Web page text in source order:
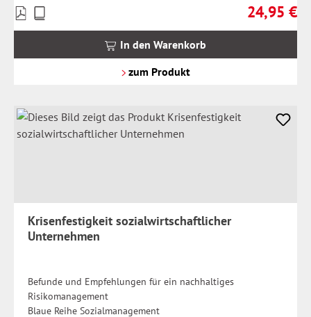
Regulärer
24,95 €
Preise
inkl.
In den Warenkorb
zum Produkt
Krisenfestigkeit sozialwirtschaftlicher
Unternehmen
Befunde und Empfehlungen für ein nachhaltiges
Risikomanagement
Blaue Reihe Sozialmanagement